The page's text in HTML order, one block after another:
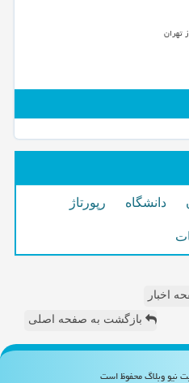
تهران
دانشگاه رپورتاژ
اخبار
بازگشت به صفحه اصلی